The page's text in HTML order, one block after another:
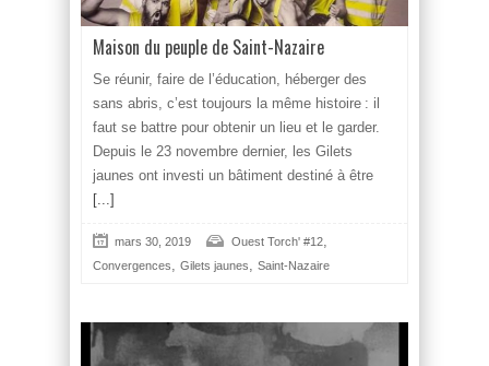
Maison du peuple de Saint-Nazaire
Se réunir, faire de l’éducation, héberger des
sans abris, c’est toujours la même histoire : il
faut se battre pour obtenir un lieu et le garder.
Depuis le 23 novembre dernier, les Gilets
jaunes ont investi un bâtiment destiné à être
[...]
mars 30, 2019 Ouest Torch' #12
Convergences Gilets jaunes Saint-Nazaire